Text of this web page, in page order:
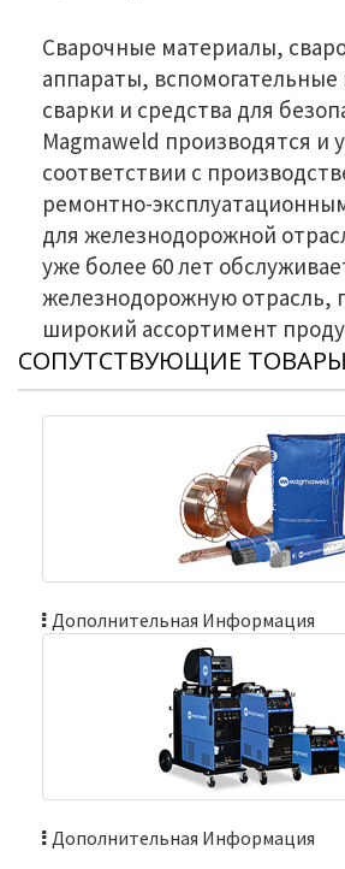
Сварочные материалы,
аппараты,
сварки и средства для
Magmaweld производятся и
соответствии с
ремонтно-
для железнодорожной
уже более 60 лет
железнодорожную отрасль,
широкий ассортимент
СОПУТСТВУЮЩИЕ ТОВАРЫ
Дополнительная Информация
Дополнительная Информация